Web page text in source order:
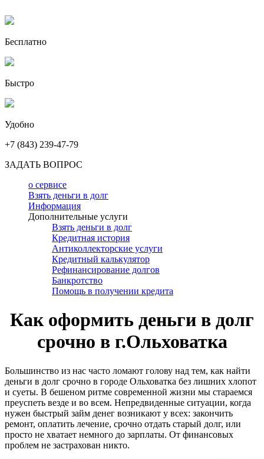
Бесплатно
Быстро
Удобно
+7 (843) 239-47-79
ЗАДАТЬ ВОПРОС
о сервисе
Взять деньги в долг
Информация
Дополнительные услуги
Взять деньги в долг
Кредитная история
Антиколлекторские услуги
Кредитный калькулятор
Рефинансирование долгов
Банкротство
Помощь в получении кредита
Как оформить деньги в долг
срочно в г.Ольховатка
Большинство из нас часто ломают голову над тем, как найти
деньги в долг срочно в городе Ольховатка без лишних хлопот
и суеты. В бешеном ритме современной жизни мы стараемся
преуспеть везде и во всем. Непредвиденные ситуации, когда
нужен быстрый займ денег возникают у всех: закончить
ремонт, оплатить лечение, срочно отдать старый долг, или
просто не хватает немного до зарплаты. От финансовых
проблем не застрахован никто.